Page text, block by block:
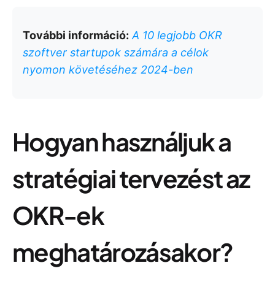
További információ: A 10 legjobb OKR
szoftver startupok számára a célok
nyomon követéséhez 2024-ben
Hogyan használjuk a
stratégiai tervezést az
OKR-ek
meghatározásakor?